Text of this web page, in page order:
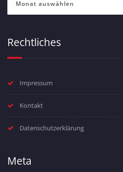
Rechtliches
Impressum
Kontakt
Datenschutzerklärung
Meta